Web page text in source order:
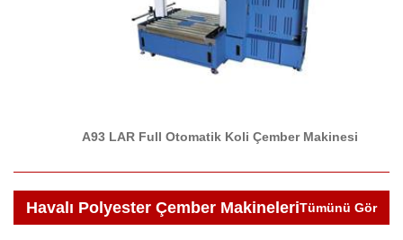
A93 LAR Full Otomatik Koli Çember Makinesi
Havalı Polyester Çember MakineleriTümünü Gör